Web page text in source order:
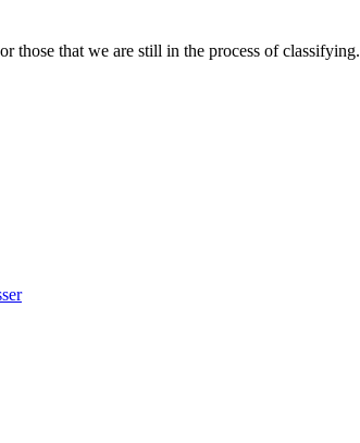
those that we are still in the process of classifying.